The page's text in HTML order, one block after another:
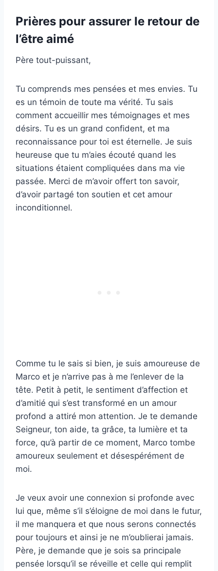
Prières pour assurer le retour de
l’être aimé
Père tout-puissant,
Tu comprends mes pensées et mes envies. Tu
es un témoin de toute ma vérité. Tu sais
comment accueillir mes témoignages et mes
désirs. Tu es un grand confident, et ma
reconnaissance pour toi est éternelle. Je suis
heureuse que tu m’aies écouté quand les
situations étaient compliquées dans ma vie
passée. Merci de m’avoir offert ton savoir,
d’avoir partagé ton soutien et cet amour
inconditionnel.
Comme tu le sais si bien, je suis amoureuse de
Marco et je n’arrive pas à me l’enlever de la
tête. Petit à petit, le sentiment d’affection et
d’amitié qui s’est transformé en un amour
profond a attiré mon attention. Je te demande
Seigneur, ton aide, ta grâce, ta lumière et ta
force, qu’à partir de ce moment, Marco tombe
amoureux seulement et désespérément de
moi.
Je veux avoir une connexion si profonde avec
lui que, même s’il s’éloigne de moi dans le futur,
il me manquera et que nous serons connectés
pour toujours et ainsi je ne m’oublierai jamais.
Père, je demande que je sois sa principale
pensée lorsqu’il se réveille et celle qui remplit